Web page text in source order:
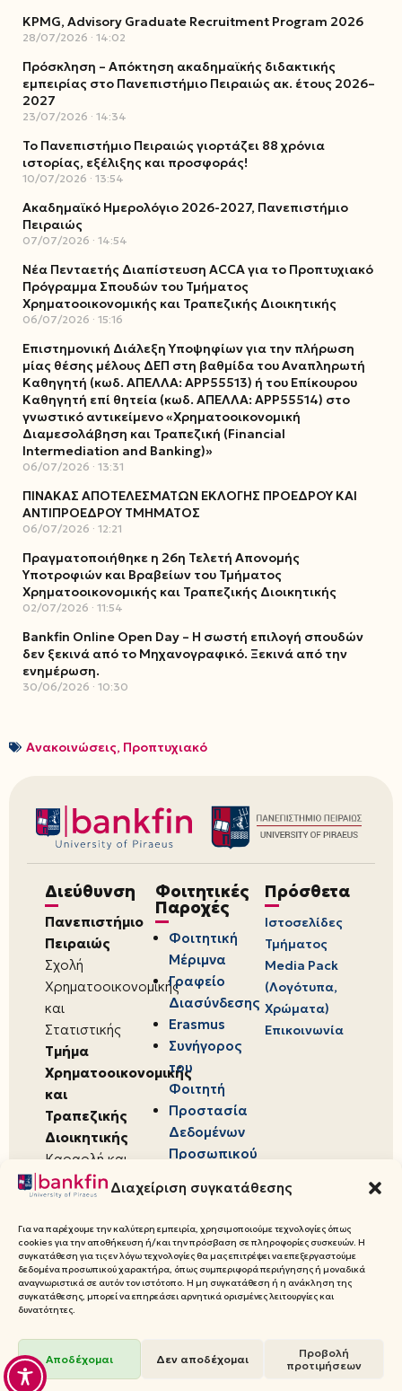
Διαχείριση συγκατάθεσης
Για να παρέχουμε την καλύτερη εμπειρία, χρησιμοποιούμε τεχνολογίες όπως
cookies για την αποθήκευση ή/και την πρόσβαση σε πληροφορίες συσκευών. Η
συγκατάθεση για τις εν λόγω τεχνολογίες θα μας επιτρέψει να επεξεργαστούμε
δεδομένα προσωπικού χαρακτήρα, όπως συμπεριφορά περιήγησης ή μοναδικά
αναγνωριστικά σε αυτόν τον ιστότοπο. Η μη συγκατάθεση ή η ανάκληση της
συγκατάθεσης, μπορεί να επηρεάσει αρνητικά ορισμένες λειτουργίες και
δυνατότητες.
Αποδέχομαι Δεν αποδέχομαι
Προβολή
προτιμήσεων
KPMG, Advisory Graduate Recruitment Program 2026
28/07/2026 14:02
Πρόσκληση – Απόκτηση ακαδημαϊκής διδακτικής
εμπειρίας στο Πανεπιστήμιο Πειραιώς ακ. έτους 2026–
2027
23/07/2026 14:34
Το Πανεπιστήμιο Πειραιώς γιορτάζει 88 χρόνια
ιστορίας, εξέλιξης και προσφοράς!
10/07/2026 13:54
Ακαδημαϊκό Ημερολόγιο 2026-2027, Πανεπιστήμιο
Πειραιώς
07/07/2026 14:54
Νέα Πενταετής Διαπίστευση ACCA για το Προπτυχιακό
Πρόγραμμα Σπουδών του Τμήματος
Χρηματοοικονομικής και Τραπεζικής Διοικητικής
06/07/2026 15:16
Επιστημονική Διάλεξη Υποψηφίων για την πλήρωση
μίας θέσης μέλους ΔΕΠ στη βαθμίδα του Αναπληρωτή
Καθηγητή (κωδ. ΑΠΕΛΛΑ: ΑΡΡ55513) ή του Επίκουρου
Καθηγητή επί θητεία (κωδ. ΑΠΕΛΛΑ: ΑΡΡ55514) στο
γνωστικό αντικείμενο «Χρηματοοικονομική
Διαμεσολάβηση και Τραπεζική (Financial
Intermediation and Banking)»
06/07/2026 13:31
ΠΙΝΑΚΑΣ ΑΠΟΤΕΛΕΣΜΑΤΩΝ ΕΚΛΟΓΗΣ ΠΡΟΕΔΡΟΥ ΚΑΙ
ΑΝΤΙΠΡΟΕΔΡΟΥ ΤΜΗΜΑΤΟΣ
06/07/2026 12:21
Πραγματοποιήθηκε η 26η Τελετή Απονομής
Υποτροφιών και Βραβείων του Τμήματος
Χρηματοοικονομικής και Τραπεζικής Διοικητικής
02/07/2026 11:54
Bankfin Online Open Day – Η σωστή επιλογή σπουδών
δεν ξεκινά από το Μηχανογραφικό. Ξεκινά από την
ενημέρωση.
30/06/2026 10:30
Ανακοινώσεις, Προπτυχιακό
Διεύθυνση
Πανεπιστήμιο
Πειραιώς
Σχολή
Χρηματοοικονομικής
και
Στατιστικής
Τμήμα
Χρηματοοικονομικής
και
Τραπεζικής
Διοικητικής
Καραολή και
Δημητρίου 80,
18534,
Πειραιάς
Φοιτητικές
Παροχές
Φοιτητική
Μέριμνα
Γραφείο
Διασύνδεσης
Erasmus
Συνήγορος
του
Φοιτητή
Προστασία
Δεδομένων
Προσωπικού
Πρόσθετα
Ιστοσελίδες
Τμήματος
Media Pack
(Λογότυπα,
Χρώματα)
Επικοινωνία
© 2026 Πανεπιστήμιο Πειραιώς,
Τραπεζικής Διοικητικής